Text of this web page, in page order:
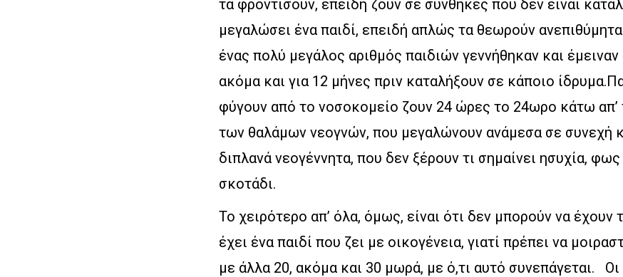
τα φροντίσουν, επειδή ζουν σε συνθήκες που δεν είναι
μεγαλώσει ένα παιδί, επειδή απλώς τα θεωρούν
ένας πολύ μεγάλος αριθμός παιδιών γεννήθηκαν και
ακόμα και για 12 μήνες πριν καταλήξουν σε κάποιο
φύγουν από το νοσοκομείο ζουν 24 ώρες το 24ωρο κάτω
των θαλάμων νεογνών, που μεγαλώνουν ανάμεσα σε συνεχή
διπλανά νεογέννητα, που δεν ξέρουν τι σημαίνει ησυχία, φως
σκοτάδι.
Το χειρότερο απ’ όλα, όμως, είναι ότι δεν μπορούν να έχουν
έχει ένα παιδί που ζει με οικογένεια, γιατί πρέπει να
με άλλα 20, ακόμα και 30 μωρά, με ό,τι αυτό συνεπάγεται. Οι